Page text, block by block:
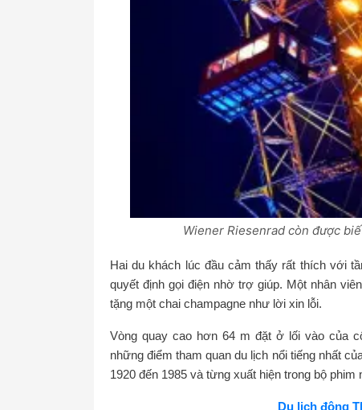
Wiener Riesenrad còn được
Hai du khách lúc đầu cảm thấy rất thích với
quyết định gọi điện nhờ trợ giúp. Một nhân
tặng một chai champagne như lời xin lỗi.
Vòng quay cao hơn 64 m đặt ở lối vào của
những điểm tham quan du lịch nổi tiếng nhất
1920 đến 1985 và từng xuất hiện trong bộ
Du lịch động